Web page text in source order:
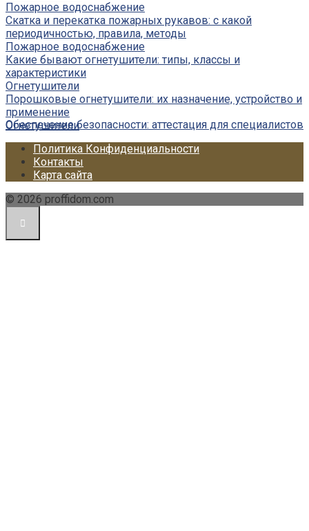
Пожарное водоснабжение
Скатка и перекатка пожарных рукавов: с какой
периодичностью, правила, методы
Пожарное водоснабжение
Какие бывают огнетушители: типы, классы и
характеристики
Огнетушители
Порошковые огнетушители: их назначение, устройство и
применение
Огнетушители
Обеспечение безопасности: аттестация для специалистов
Политика Конфиденциальности
Контакты
Карта сайта
© 2026 proffidom.com